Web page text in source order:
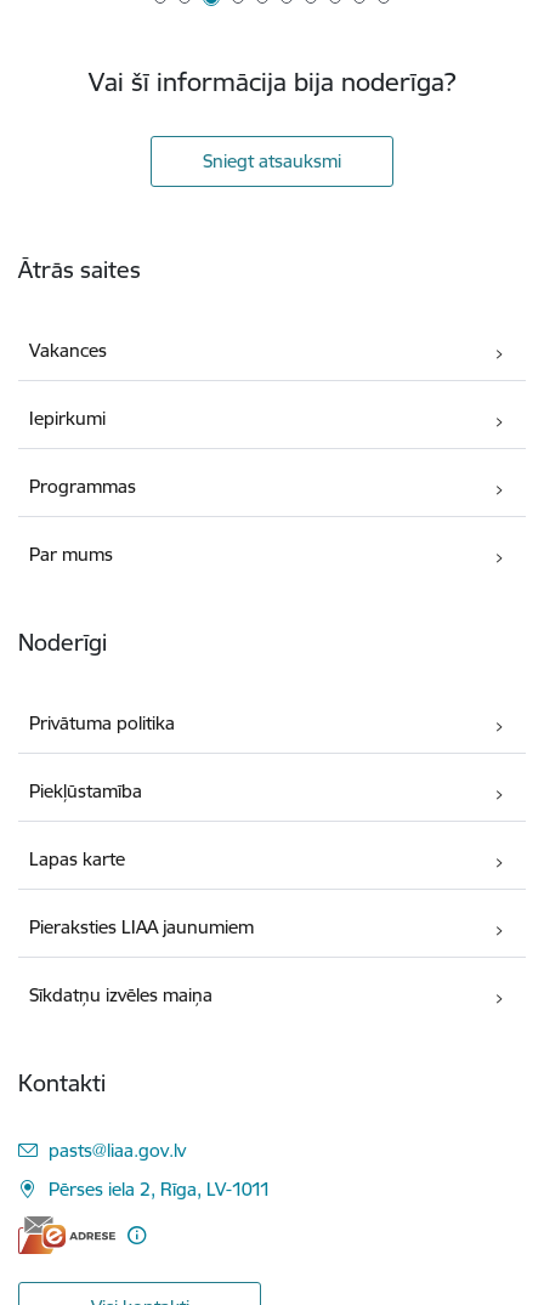
Vai šī informācija bija noderīga?
Sniegt atsauksmi
Ātrās saites
Vakances
Iepirkumi
Programmas
Par mums
Noderīgi
Privātuma politika
Piekļūstamība
Lapas karte
Pieraksties LIAA jaunumiem
Sīkdatņu izvēles maiņa
Kontakti
E-pasts:
pasts@liaa.gov.lv
Pērses iela 2, Rīga, LV-1011